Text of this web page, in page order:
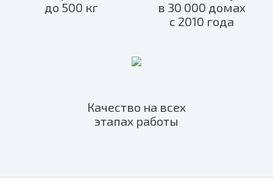
до 500 кг
в 30 000 домах
с 2010 года
Качество на всех
этапах работы